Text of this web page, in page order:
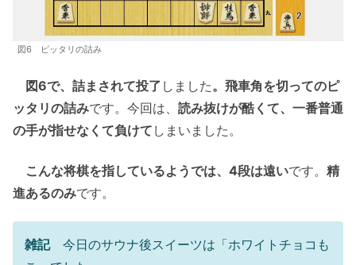
図6 ピッタリの詰み
図6で、詰まされて投了 しました。飛車角を切ってのピ
ッタリの詰みです。今回は、 読み抜けが酷くて、一番普通
の手が指せなくて負けて しまいました。
こんな将棋を指しているようでは、4段は遠いです。 精
進あるのみです。
雑記今日のサウナ後スイーツは「ホワイトチョコも